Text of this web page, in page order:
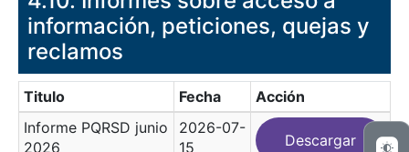
información, peticiones, quejas y
reclamos
Titulo Fecha
Acción
Informe PQRSD junio
2026
2026-07-
15
Descargar